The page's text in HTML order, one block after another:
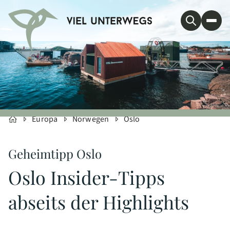
Europa Norwegen Oslo
Geheimtipp Oslo
Oslo Insider-Tipps
abseits der Highlights